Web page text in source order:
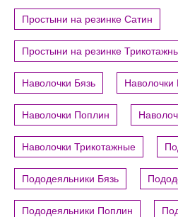
Простыни на резинке Сатин
Простыни на резинке
Наволочки Бязь Наволочки
Наволочки Поплин
Наволочки Трикотажные
Пододеяльники Бязь
Пододеяльники Поплин